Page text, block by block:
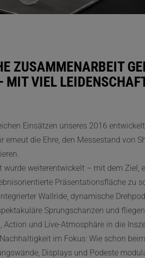
ZUSAMMENARBEIT
MIT VIEL
Einsätzen unseres 2016
erneut die Ehre, den Messestand von
wurde weiterentwickelt – mit dem Ziel,
Präsentationsfläche zu
Wallride, dynamische
Sprungschanzen und
Action und Live-Atmosphäre in die
im Fokus: Wie schon
Displays und Podeste